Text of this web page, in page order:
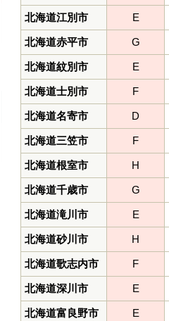
北海道江別市 E
北海道赤平市 G
北海道紋別市 E
北海道士別市 F
北海道名寄市 D
北海道三笠市 F
北海道根室市 H
北海道千歳市 G
北海道滝川市 E
北海道砂川市 H
北海道歌志内市 F
北海道深川市 E
北海道富良野市 E